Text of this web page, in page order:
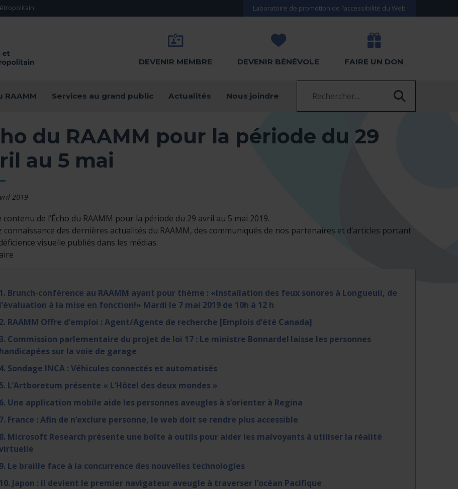
Laboratoire de promotion de l’accessibilité du Web
DEVENIR MEMBRE DEVENIR BÉNÉVOLE FAIRE UN DON
RAAMM Services au grand public Actualités Nous joindre
du RAAMM pour la période du 29
au 5 mai
2019
contenu de l’Écho du RAAMM pour la période du 29 avril au 5 mai 2019.
connaissance des dernières actualités du RAAMM, des communiqués de nos partenaires et d’articles portant
visuelle publiés dans les médias.
1. Brunch-conférence au RAAMM ayant pour thème : «Installation des feux sonores à Longueuil, de
l’évaluation à la mise en fonction!» Mardi le 7 mai 2019 de 10h à 12 h
2. RAAMM Offre d’emploi : Agent/Agente de recherche [Emplois d’été Canada]
3. Commission parlementaire du projet de loi 17 : Le ministre Bonnardel laisse les personnes
handicapées sur la voie de garage
4. Sondage INCA : Véhicules connectés et automatisés
5. L’Artboretum présente « L’Hôtel des deux mondes »
6. Une application mobile aide les personnes aveugles à s’orienter à Regina
7. France : Afin de n’exclure personne, le web doit se rendre plus accessible
8. Microsoft Research présente une boîte à outils pour aider les malvoyants à utiliser la réalité
9. Le braille face à la concurrence des nouvelles technologies
10. Japon : il devient le premier navigateur aveugle à traverser l’océan Pacifique